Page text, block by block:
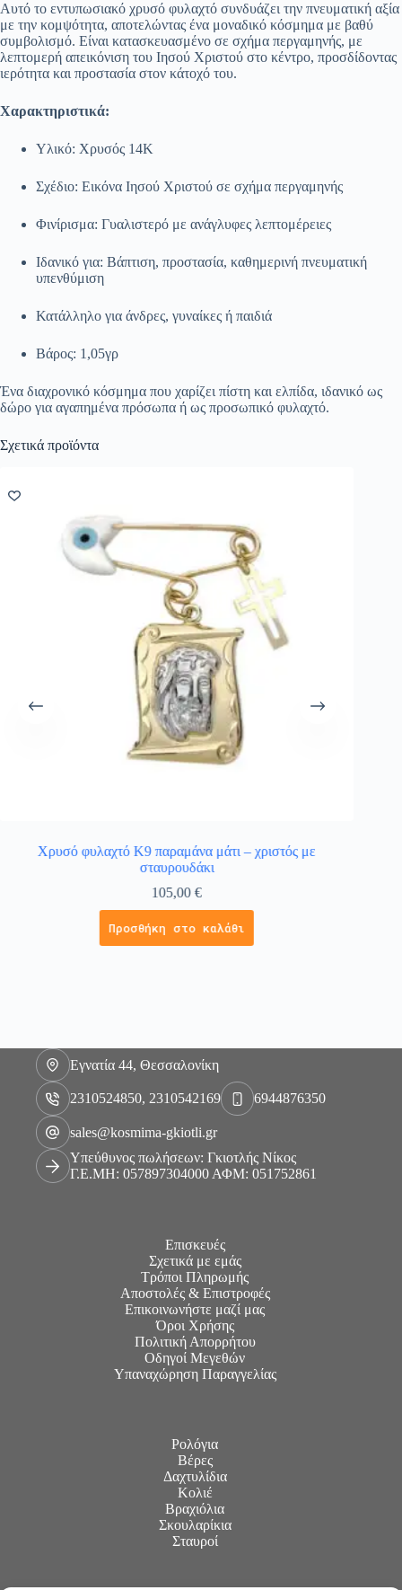
Αυτό το εντυπωσιακό χρυσό φυλαχτό συνδυάζει την πνευματική αξία
με την κομψότητα, αποτελώντας ένα μοναδικό κόσμημα με βαθύ
συμβολισμό. Είναι κατασκευασμένο σε σχήμα περγαμηνής, με
λεπτομερή απεικόνιση του Ιησού Χριστού στο κέντρο, προσδίδοντας
ιερότητα και προστασία στον κάτοχό του.
Χαρακτηριστικά:
Υλικό: Χρυσός 14Κ
Σχέδιο: Εικόνα Ιησού Χριστού σε σχήμα περγαμηνής
Φινίρισμα: Γυαλιστερό με ανάγλυφες λεπτομέρειες
Ιδανικό για: Βάπτιση, προστασία, καθημερινή πνευματική
υπενθύμιση
Κατάλληλο για άνδρες, γυναίκες ή παιδιά
Βάρος: 1,05γρ
Ένα διαχρονικό κόσμημα που χαρίζει πίστη και ελπίδα, ιδανικό ως
δώρο για αγαπημένα πρόσωπα ή ως προσωπικό φυλαχτό.
Σχετικά προϊόντα
Χρυσό φυλαχτό Κ9 παραμάνα μάτι – χριστός με
σταυρουδάκι
105,00€
Προσθήκη στο καλάθι
Εγνατία 44, Θεσσαλονίκη
2310524850, 2310542169 6944876350
sales@kosmima-gkiotli.gr
Υπεύθυνος πωλήσεων: Γκιοτλής Νίκος
Γ.Ε.ΜΗ: 057897304000 ΑΦΜ: 051752861
Επισκευές
Σχετικά με εμάς
Τρόποι Πληρωμής
Αποστολές & Επιστροφές
Επικοινωνήστε μαζί μας
Όροι Χρήσης
Πολιτική Απορρήτου
Οδηγοί Μεγεθών
Υπαναχώρηση Παραγγελίας
Ρολόγια
Βέρες
Δαχτυλίδια
Κολιέ
Βραχιόλια
Σκουλαρίκια
Σταυροί